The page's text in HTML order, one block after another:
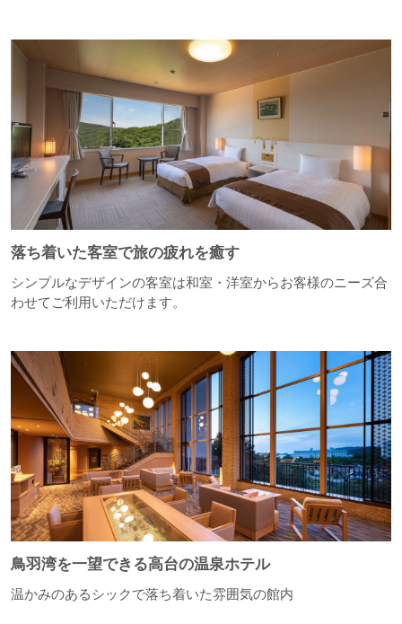
落ち着いた客室で旅の疲れを癒す
シンプルなデザインの客室は和室・洋室からお客様のニーズ合
わせてご利用いただけます。
鳥羽湾を一望できる高台の温泉ホテル
温かみのあるシックで落ち着いた雰囲気の館内